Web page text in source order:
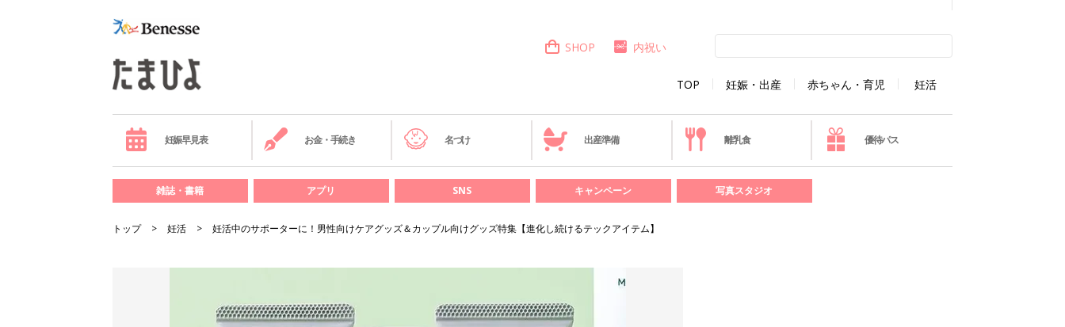
TOP 妊娠・出産 赤ちゃん・育児 妊活
SHOP 内祝い
妊娠早見表 お金・手続き 名づけ 出産準備 離乳食 優待パス
雑誌・書籍 アプリ SNS キャンペーン 写真スタジオ
トップ 妊活 妊活中のサポーターに！男性向けケアグッズ＆カップル向けグッズ特集【進化し続けるテックアイテム】